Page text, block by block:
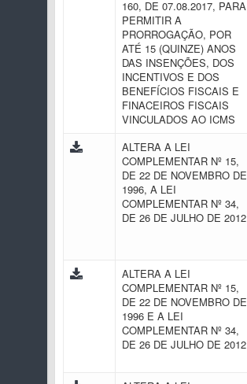
160, DE 07.08.2017, PARA
PERMITIR A
PRORROGAÇÃO, POR
ATÉ 15 (QUINZE) ANOS
DAS INSENÇÕES, DOS
INCENTIVOS E DOS
BENEFÍCIOS FISCAIS E
FINACEIROS FISCAIS
VINCULADOS AO ICMS
ALTERA A LEI
COMPLEMENTAR Nº 15,
DE 22 DE NOVEMBRO DE
1996, A LEI
COMPLEMENTAR Nº 34,
DE 26 DE JULHO DE 2012
ALTERA A LEI
COMPLEMENTAR Nº 15,
DE 22 DE NOVEMBRO DE
1996 E A LEI
COMPLEMENTAR Nº 34,
DE 26 DE JULHO DE 2012